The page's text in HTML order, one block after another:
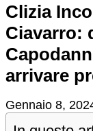
Clizia
Ciavarro:
arrivare
Gennaio 8,